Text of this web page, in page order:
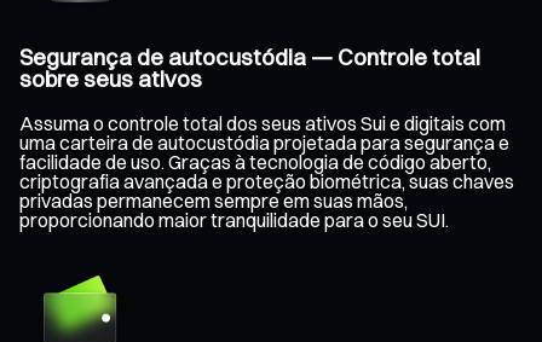
Segurança de autocustódia — Controle total
sobre seus ativos
Assuma o controle total dos seus ativos Sui e digitais com
uma carteira de autocustódia projetada para segurança e
facilidade de uso. Graças à tecnologia de código aberto,
criptografia avançada e proteção biométrica, suas chaves
privadas permanecem sempre em suas mãos,
proporcionando maior tranquilidade para o seu SUI.